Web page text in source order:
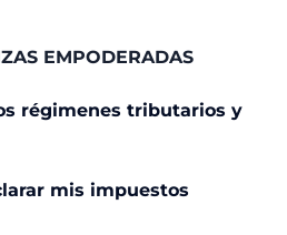
EMPODERADAS
régimenes tributarios y
mis impuestos